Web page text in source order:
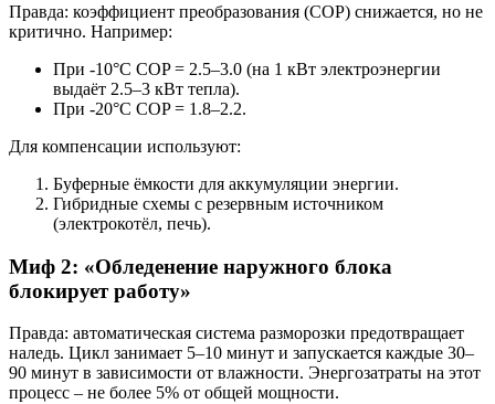
Правда: коэффициент преобразования (COP) снижается, но не
критично. Например:
При -10°C COP = 2.5–3.0 (на 1 кВт электроэнергии
выдаёт 2.5–3 кВт тепла).
При -20°C COP = 1.8–2.2.
Для компенсации используют:
Буферные ёмкости для аккумуляции энергии.
Гибридные схемы с резервным источником
(электрокотёл, печь).
Миф 2: «Обледенение наружного блока
блокирует работу»
Правда: автоматическая система разморозки предотвращает
наледь. Цикл занимает 5–10 минут и запускается каждые 30–
90 минут в зависимости от влажности. Энергозатраты на этот
процесс – не более 5% от общей мощности.